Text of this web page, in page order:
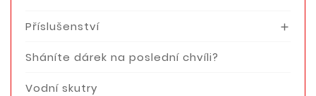
Příslušenství 
Sháníte dárek na poslední chvíli?
Vodní skutry